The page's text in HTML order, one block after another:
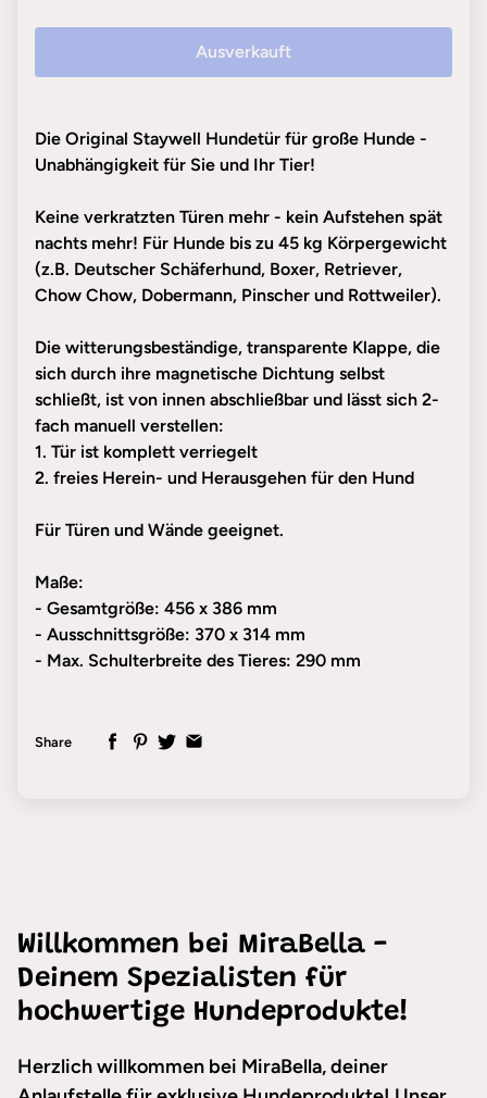
Ausverkauft
Die Original Staywell Hundetür für große Hunde -
Unabhängigkeit für Sie und Ihr Tier!
Keine verkratzten Türen mehr - kein Aufstehen spät
nachts mehr! Für Hunde bis zu 45 kg Körpergewicht
(z.B. Deutscher Schäferhund, Boxer, Retriever,
Chow Chow, Dobermann, Pinscher und Rottweiler).
Die witterungsbeständige, transparente Klappe, die
sich durch ihre magnetische Dichtung selbst
schließt, ist von innen abschließbar und lässt sich 2-
fach manuell verstellen:
1. Tür ist komplett verriegelt
2. freies Herein- und Herausgehen für den Hund
Für Türen und Wände geeignet.
Maße:
- Gesamtgröße: 456 x 386 mm
- Ausschnittsgröße: 370 x 314 mm
- Max. Schulterbreite des Tieres: 290 mm
Share
Willkommen bei MiraBella -
Deinem Spezialisten für
hochwertige Hundeprodukte!
Herzlich willkommen bei MiraBella, deiner